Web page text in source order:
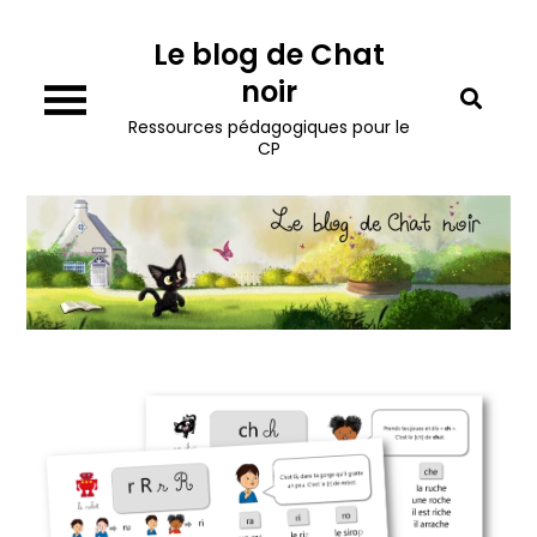
content
Le blog de Chat
noir
Ressources pédagogiques pour le
CP